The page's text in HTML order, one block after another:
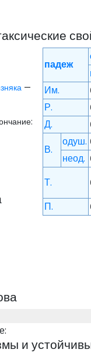
падеж
Им.
Р.
Д.
В.
одуш.
неод.
Т.
П.
—
и